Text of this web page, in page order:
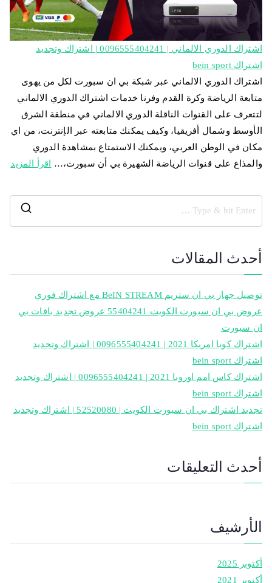
اشتراك الدوري الالماني | 0096555404241 | اشتراك وتجديد
اشتراك bein sport
اشتراك الدوري الالماني عبر شبكة بي ان سبورت لكل من يهوى
متابعة الرياضة وكرة القدم وفرنا خدمات اشتراك الدوري الالماني
لتتعرف على القنوات الناقلة الدوري الالماني في منطقة الشرق
الأوسط وشمال أفريقيا، وكيف يمكنك متابعته عبر الإنترنت، من اي
مكان في الوطن العربي، ويمكنك الاستمتاع بمشاهدة الدوري
والمذاع على قنوات الرياضة الشهيرة بي أن سبورت،…
اقرأ المزيد
أحدث المقالات
توصيل جهاز بي ان ستريم BeIN STREAM مع اشتراك فوري
عروض بي ان سبورت الكويت 55404241 عروض تجديد باقات بي
ان سبورت
اشتراك كوبا امريكا 2021 | 0096555404241 | اشتراك وتجديد
اشتراك bein sport
اشتراك كاس امم اوروبا 2021 | 0096555404241 | اشتراك وتجديد
اشتراك bein sport
تجديد اشتراك بي ان سبورت الكويت | 52520080 | اشتراك وتجديد
اشتراك bein sport
أحدث التعليقات
الأرشيف
أكتوبر 2025
أكتوبر 2021